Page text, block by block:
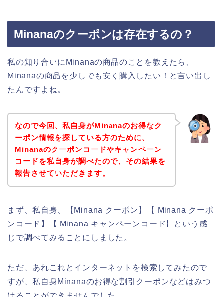
Minanaのクーポンは存在するの？
私の知り合いにMinanaの商品のことを教えたら、
Minanaの商品を少しでも安く購入したい！と言い出し
たんですよね。
なので今回、私自身がMinanaのお得なク
ーポン情報を探している方のために、
Minanaのクーポンコードやキャンペーン
コードを私自身が調べたので、その結果を
報告させていただきます。
まず、私自身、【Minana クーポン】【 Minana クーポ
ンコード】【 Minana キャンペーンコード】という感
じで調べてみることにしました。
ただ、あれこれとインターネットを検索してみたので
すが、私自身Minanaのお得な割引クーポンなどはみつ